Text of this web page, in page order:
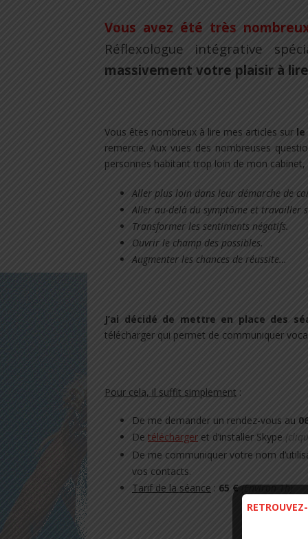
Vous avez été très
Réflexologue intégrative
massivement votre plaisir à
Vous êtes nombreux à lire mes articles sur le
remercie. Aux vues des nombreuses
personnes habitant trop loin de mon cabinet,
Aller plus loin dans leur démarche de
Aller au-delà du symptôme et travailler
Transformer les sentiments négatifs.
Ouvrir le champ des possibles.
Augmenter les chances de réussite…
J’ai décidé de mettre en place des
télécharger qui permet de communiquer
Pour cela, il suffit simplement :
De me demander un rendez-vous au
De télécharger et d’installer Skype
De me communiquer votre nom
vos contacts.
Tarif de la séance : 65 €(Environ 1h)